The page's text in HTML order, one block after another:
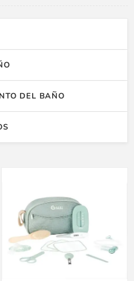
DEL BAÑO